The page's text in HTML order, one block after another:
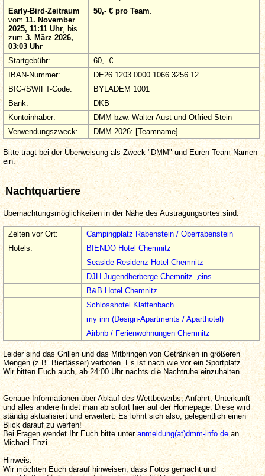
Early-Bird-Zeitraum
vom 11. November
2025, 11:11 Uhr , bis
zum 3. März 2026,
03:03 Uhr
50,- € pro Team
Startgebühr:
60,- €
IBAN-Nummer:
DE26 1203 0000 1066 3256 12
BIC-/SWIFT-Code:
BYLADEM 1001
Bank:
DKB
Kontoinhaber:
DMM bzw. Walter Aust und Otfried Stein
Verwendungszweck:
DMM 2026: [Teamname]
Bitte tragt bei der Überweisung als Zweck "DMM" und Euren Team-Namen
ein.
Nachtquartiere
Übernachtungsmöglichkeiten in der Nähe des Austragungsortes sind:
Zelten vor Ort:
Campingplatz Rabenstein / Oberrabenstein
Hotels:
BIENDO Hotel Chemnitz
Seaside Residenz Hotel Chemnitz
DJH Jugendherberge Chemnitz „eins
B&B Hotel Chemnitz
Schlosshotel Klaffenbach
my inn (Design-Apartments / Aparthotel)
Airbnb / Ferienwohnungen Chemnitz
Leider sind das Grillen und das Mitbringen von Getränken in größeren
Mengen (z.B. Bierfässer) verboten. Es ist nach wie vor ein Sportplatz.
Wir bitten Euch auch, ab 24:00 Uhr nachts die Nachtruhe einzuhalten.
Genaue Informationen über Ablauf des Wettbewerbs, Anfahrt, Unterkunft
und alles andere findet man ab sofort hier auf der Homepage. Diese wird
ständig aktualisiert und erweitert. Es lohnt sich also, gelegentlich einen
Blick darauf zu werfen!
Bei Fragen wendet Ihr Euch bitte unteranmeldung(at)dmm-info.dean
Michael Enzi
Hinweis:
Wir möchten Euch darauf hinweisen, dass Fotos gemacht und